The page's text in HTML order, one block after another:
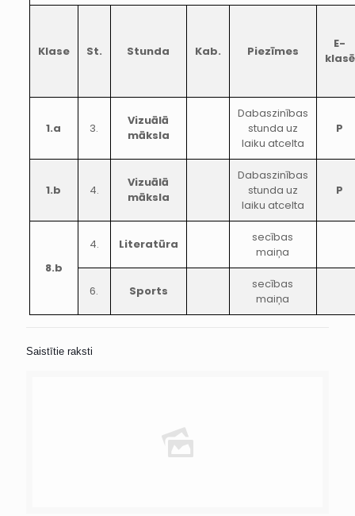
Klase St. Stunda Kab. Piezīmes
E-
klasē
1.a 3.
Vizuālā
māksla
Dabaszinības
stunda uz
laiku atcelta
P
1.b 4.
Vizuālā
māksla
Dabaszinības
stunda uz
laiku atcelta
P
8.b
4. Literatūra
secības
maiņa
6. Sports
secības
maiņa
Saistītie raksti